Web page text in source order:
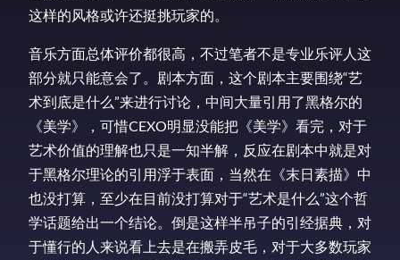
这样的风格或许还挺挑玩家的。
音乐方面总体评价都很高，不过笔者不是专业乐评人这
部分就只能意会了。剧本方面，这个剧本主要围绕“艺
术到底是什么”来进行讨论，中间大量引用了黑格尔的
《美学》，可惜CEXO明显没能把《美学》看完，对于
艺术价值的理解也只是一知半解，反应在剧本中就是对
于黑格尔理论的引用浮于表面，当然在《末日素描》中
也没打算，至少在目前没打算对于“艺术是什么”这个哲
学话题给出一个结论。倒是这样半吊子的引经据典，对
于懂行的人来说看上去是在搬弄皮毛，对于大多数玩家